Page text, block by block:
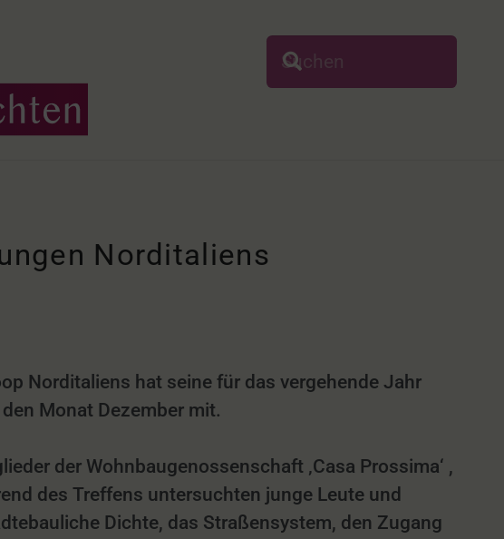
Norditaliens
Norditaliens hat seine für das vergehende Jahr
Monat Dezember mit.
der Wohnbaugenossenschaft ‚Casa Prossima‘ ,
des Treffens untersuchten junge Leute und
Dichte, das Straßensystem, den Zugang